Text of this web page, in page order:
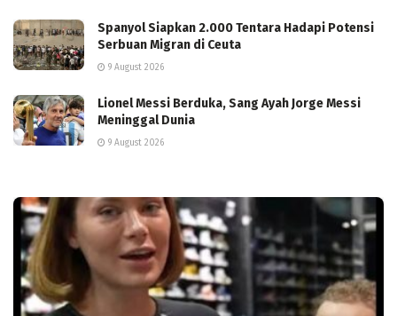
Spanyol Siapkan 2.000 Tentara Hadapi Potensi
Serbuan Migran di Ceuta
9 August 2026
Lionel Messi Berduka, Sang Ayah Jorge Messi
Meninggal Dunia
9 August 2026